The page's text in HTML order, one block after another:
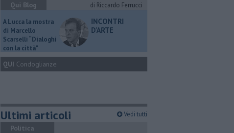
Qui Blog
di Riccardo Ferrucci
A Lucca la mostra
di Marcello
Scarselli “Dialoghi
con la città"
INCONTRI
D'ARTE
QUI Condoglianze
Ultimi articoli Vedi tutti
Politica